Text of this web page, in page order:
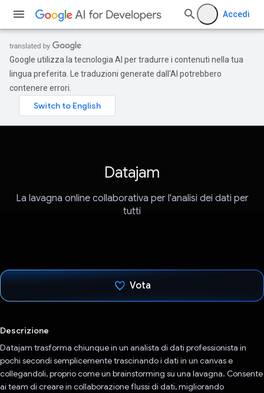
Accedi
Google utilizza la tecnologia AI per tradurre i contenuti nella tua
lingua preferita. Le traduzioni generate dall'AI potrebbero
contenere errori.
Datajam
La lavagna online collaborativa per l'analisi dei dati per
tutti
Vota
Descrizione
Datajam trasforma chiunque in un analista di dati professionista in
pochi secondi semplicemente trascinando i dati in un canvas e
collegandoli, proprio come un brainstorming su una lavagna. Consente
ai team di creare in collaborazione flussi di dati, migliorando